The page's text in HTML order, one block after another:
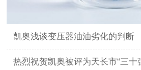
凯奥浅谈变压器油油劣化的判断
热烈祝贺凯奥被评为天长市“三十